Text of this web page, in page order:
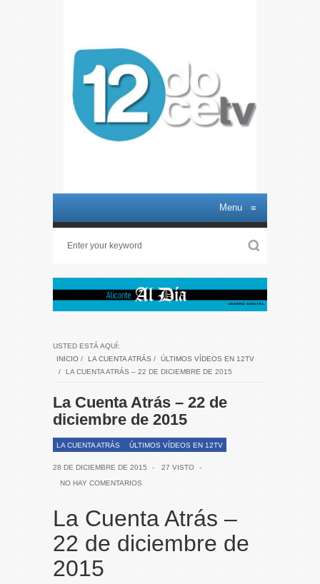
Menu ≡
USTED ESTÁ AQUÍ:
INICIO / LA CUENTA ATRÁS /
ÚLTIMOS VÍDEOS EN 12TV
/
LA CUENTA ATRÁS – 22 DE DICIEMBRE DE 2015
La Cuenta Atrás – 22 de
diciembre de 2015
LA CUENTA ATRÁS ÚLTIMOS VÍDEOS EN 12TV
28 DE DICIEMBRE DE 2015 - 27 VISTO
-
NO HAY COMENTARIOS
La Cuenta Atrás –
22 de diciembre de
2015